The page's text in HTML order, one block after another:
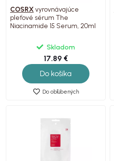
COSRXvyrovnávajúce
pleťové sérum The
Niacinamide 15 Serum, 20ml
Skladom
17.89 €
Do košíka
Do obľúbených